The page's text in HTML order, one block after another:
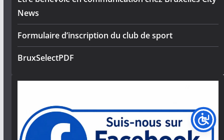
News
Formulaire d’inscription du club de sport
BruxSelectPDF